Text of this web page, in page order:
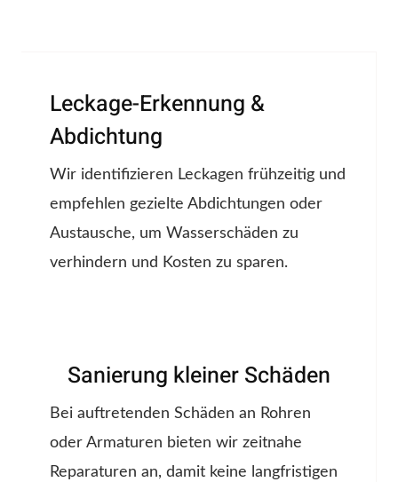
Leckage-Erkennung &
Abdichtung
Wir identifizieren Leckagen frühzeitig und
empfehlen gezielte Abdichtungen oder
Austausche, um Wasserschäden zu
verhindern und Kosten zu sparen.
Sanierung kleiner Schäden
Bei auftretenden Schäden an Rohren
oder Armaturen bieten wir zeitnahe
Reparaturen an, damit keine langfristigen